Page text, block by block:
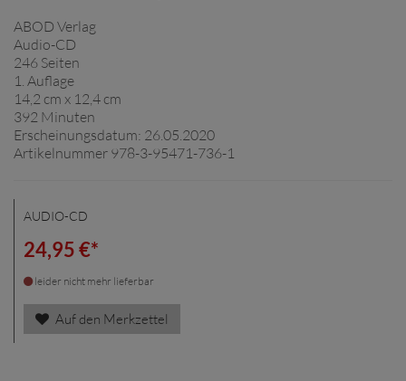
ABOD Verlag
Audio-CD
246 Seiten
1. Auflage
14,2 cm x 12,4 cm
392 Minuten
Erscheinungsdatum: 26.05.2020
Artikelnummer 978-3-95471-736-1
AUDIO-CD
24,95 €*
leider nicht mehr lieferbar
Auf den Merkzettel